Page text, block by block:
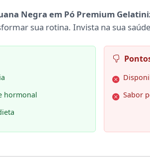
Negra em Pó Premium
sua rotina. Invista na sua
hormonal
Sabor